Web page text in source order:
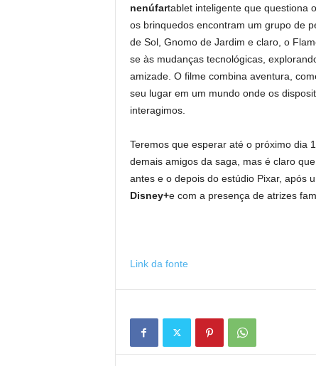
nenúfartablet inteligente que questiona
os brinquedos encontram um grupo de
de Sol, Gnomo de Jardim e claro, o
se às mudanças tecnológicas,
amizade. O filme combina aventura,
seu lugar em um mundo onde os
interagimos.
Teremos que esperar até o próximo dia
demais amigos da saga, mas é claro
antes e o depois do estúdio Pixar, após
Disney+e com a presença de atrizes
Link da fonte